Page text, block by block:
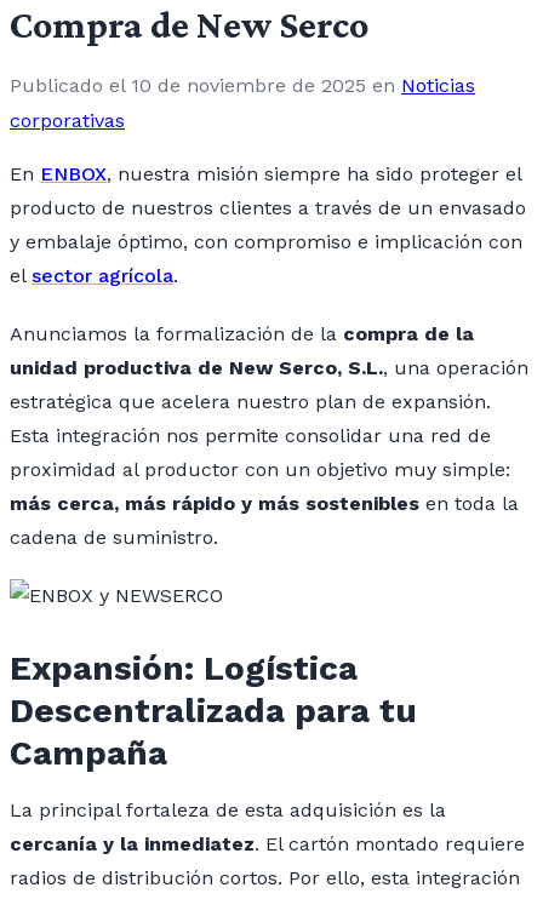
Compra de New Serco
Publicado el 10 de noviembre de 2025 en Noticias
corporativas
En ENBOX, nuestra misión siempre ha sido proteger el
producto de nuestros clientes a través de un envasado
y embalaje óptimo, con compromiso e implicación con
el sector agrícola.
Anunciamos la formalización de la compra de la
unidad productiva de New Serco, S.L., una operación
estratégica que acelera nuestro plan de expansión.
Esta integración nos permite consolidar una red de
proximidad al productor con un objetivo muy simple:
más cerca, más rápido y más sostenibles en toda la
cadena de suministro.
Expansión: Logística
Descentralizada para tu
Campaña
La principal fortaleza de esta adquisición es la
cercanía y la inmediatez. El cartón montado requiere
radios de distribución cortos. Por ello, esta integración